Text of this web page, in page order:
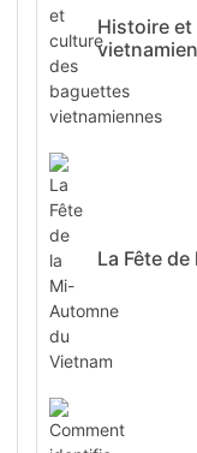
Histoire
La Fête